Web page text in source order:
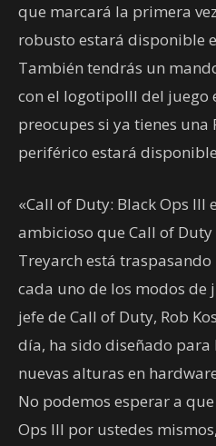
que marcará la primera
robusto estará disponible
También tendrás un
con el logotipoIII del juego
preocupes si ya tienes una
periférico estará
«Call of Duty: Black Ops III
ambicioso que Call of
Treyarch está
cada uno de los modos de
jefe de Call of Duty, Rob
día, ha sido diseñado
nuevas alturas en
No podemos esperar a
Ops III por ustedes